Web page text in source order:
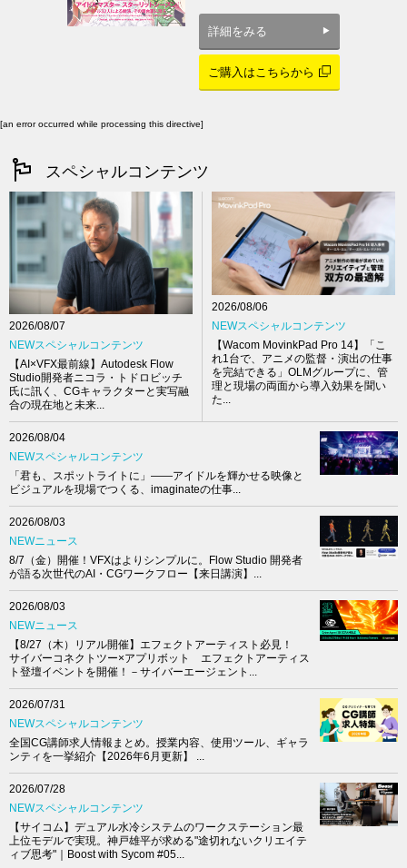
詳細をみる
ご購入はこちらから
[an error occurred while processing this directive]
スペシャルコンテンツ
2026/08/07
NEWスペシャルコンテンツ
【AI×VFX最前線】Autodesk Flow
Studio開発者ニコラ・トドロビッチ
氏に訊く、CGキャラクターと実写融
合の現在地と未来...
2026/08/06
NEWスペシャルコンテンツ
【Wacom MovinkPad Pro 14】「こ
れ1台で、アニメの監督・演出の仕事
を完結できる」OLMグループに、管
理と現場の両面から導入効果を聞い
た...
2026/08/04
NEWスペシャルコンテンツ
「君も、スポットライトに」――アイドルを輝かせる映像と
ビジュアルを現場でつくる、imaginateの仕事...
2026/08/03
NEWニュース
8/7（金）開催！VFXはよりシンプルに。Flow Studio 開発者
が語る次世代のAI・CGワークフロー【来日講演】...
2026/08/03
NEWニュース
【8/27（木）リアル開催】エフェクトアーティスト必見！
サイバーコネクトツー×アプリボット エフェクトアーティス
ト登壇イベントを開催！－サイバーエージェント...
2026/07/31
NEWスペシャルコンテンツ
全国CG講師求人情報まとめ。授業内容、使用ツール、ギャラ
ンティを一挙紹介【2026年6月更新】 ...
2026/07/28
NEWスペシャルコンテンツ
【サイコム】デュアル水冷システムのワークステーション最
上位モデルで実現。神戸雄平が求める"途切れないクリエイテ
ィブ思考"｜Boost with Sycom #05...